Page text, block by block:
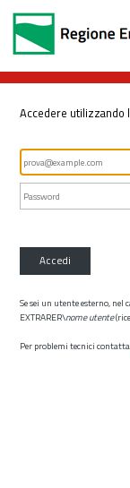
Accedere utilizzando
Accedi
Se sei un utente esterno, nel
EXTRARER\nome utente
Per problemi tecnici contatta